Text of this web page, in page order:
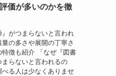
価が多いのかを徹
』がつまらないと言われ
の多さや展開の丁寧さ
徴も紹介 「なぜ『図書
らないと言われるの
る人は少なくありませ